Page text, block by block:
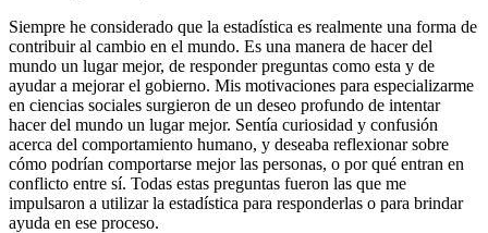
Siempre he considerado que la estadística es realmente una forma de
contribuir al cambio en el mundo. Es una manera de hacer del
mundo un lugar mejor, de responder preguntas como esta y de
ayudar a mejorar el gobierno. Mis motivaciones para especializarme
en ciencias sociales surgieron de un deseo profundo de intentar
hacer del mundo un lugar mejor. Sentía curiosidad y confusión
acerca del comportamiento humano, y deseaba reflexionar sobre
cómo podrían comportarse mejor las personas, o por qué entran en
conflicto entre sí. Todas estas preguntas fueron las que me
impulsaron a utilizar la estadística para responderlas o para brindar
ayuda en ese proceso.